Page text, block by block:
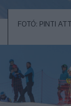
FOTÓ: PINTI